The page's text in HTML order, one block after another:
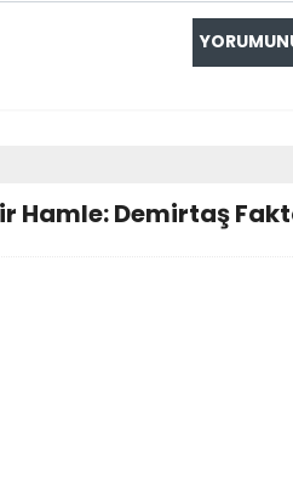
Hamle: Demirtaş